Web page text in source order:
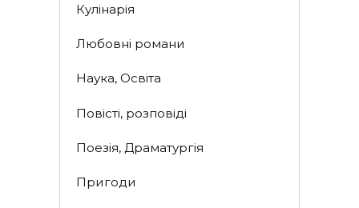
Кулінарія
Любовні романи
Наука, Освіта
Повісті, розповіді
Поезія, Драматургія
Пригоди